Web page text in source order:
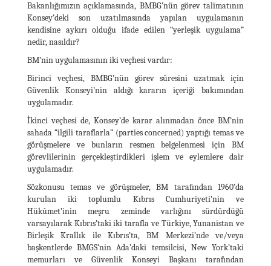
Bakanlığımızın açıklamasında, BMBG’nün görev talimatının
Konsey’deki son uzatılmasında yapılan uygulamanın
kendisine aykırı olduğu ifade edilen “yerleşik uygulama”
nedir, nasıldır?
BM’nin uygulamasının iki veçhesi vardır:
Birinci veçhesi, BMBG’nün görev süresini uzatmak için
Güvenlik Konseyi’nin aldığı kararın içeriği bakımından
uygulamadır.
İkinci veçhesi de, Konsey’de karar alınmadan önce BM’nin
sahada “ilgili taraflarla” (parties concerned) yaptığı temas ve
görüşmelere ve bunların resmen belgelenmesi için BM
görevlilerinin gerçekleştirdikleri işlem ve eylemlere dair
uygulamadır.
Sözkonusu temas ve görüşmeler, BM tarafından 1960’da
kurulan iki toplumlu Kıbrıs Cumhuriyeti’nin ve
Hükûmet’inin meşru zeminde varlığını sürdürdüğü
varsayılarak Kıbrıs’taki iki tarafla ve Türkiye, Yunanistan ve
Birleşik Krallık ile Kıbrıs’ta, BM Merkezi’nde ve/veya
başkentlerde BMGS’nin Ada’daki temsilcisi, New York’taki
memurları ve Güvenlik Konseyi Başkanı tarafından